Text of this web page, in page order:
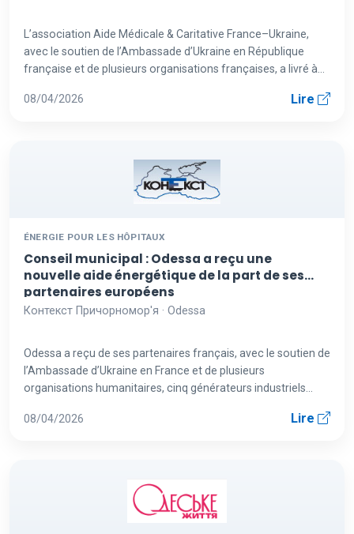
L’association Aide Médicale & Caritative France–Ukraine,
avec le soutien de l’Ambassade d’Ukraine en République
française et de plusieurs organisations françaises, a livré à
08/04/2026 Lire
ÉNERGIE POUR LES HÔPITAUX
Conseil municipal : Odessa a reçu une
nouvelle aide énergétique de la part de ses
partenaires européens
Контекст Причорномор'я · Odessa
Odessa a reçu de ses partenaires français, avec le soutien de
l’Ambassade d’Ukraine en France et de plusieurs
organisations humanitaires, cinq générateurs industriels
08/04/2026 Lire